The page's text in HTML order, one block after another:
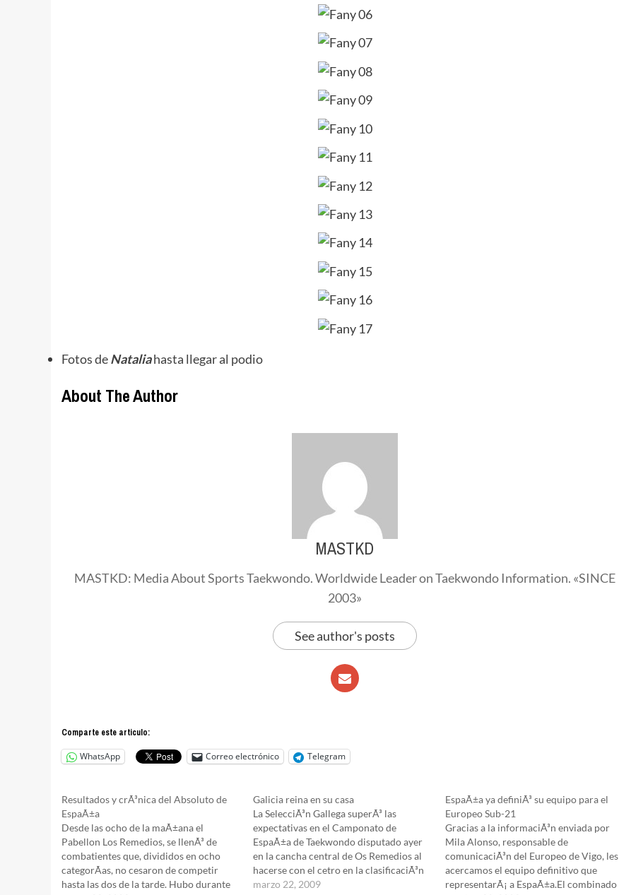
Fotos deNataliahasta llegar al podio
About The Author
MASTKD
MASTKD: Media About Sports Taekwondo. Worldwide Leader on Taekwondo Information. «SINCE
2003»
See author's posts
Comparte este articulo:
WhatsApp Correo electrónico Telegram
Resultados y crÃ³nica del Absoluto de
EspaÃ±a
Desde las ocho de la maÃ±ana el
Pabellon Los Remedios, se llenÃ³ de
combatientes que, divididos en ocho
categorÃ­as, no cesaron de competir
hasta las dos de la tarde. Hubo durante
Galicia reina en su casa
La SelecciÃ³n Gallega superÃ³ las
expectativas en el Camponato de
EspaÃ±a de Taekwondo disputado ayer
en la cancha central de Os Remedios al
hacerse con el cetro en la clasificaciÃ³n
general (la que suma los resultados en
marzo 22, 2009
EspaÃ±a ya definiÃ³ su equipo para el
Europeo Sub-21
Gracias a la informaciÃ³n enviada por
Mila Alonso, responsable de
comunicaciÃ³n del Europeo de Vigo, les
acercamos el equipo definitivo que
representarÃ¡ a EspaÃ±a.El combinado